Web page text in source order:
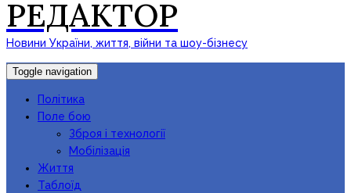
РЕДАКТОР
Новини України, життя, війни та шоу-бізнесу
Toggle navigation
Політика
Поле бою
Зброя і технології
Мобілізація
Життя
Таблоїд